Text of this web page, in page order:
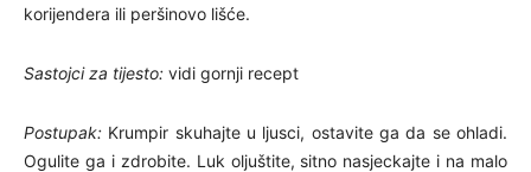
korijendera ili peršinovo lišće.
Sastojci za tijesto: vidi gornji recept
Postupak: Krumpir skuhajte u ljusci, ostavite ga da se ohladi.
Ogulite ga i zdrobite. Luk oljuštite, sitno nasjeckajte i na malo